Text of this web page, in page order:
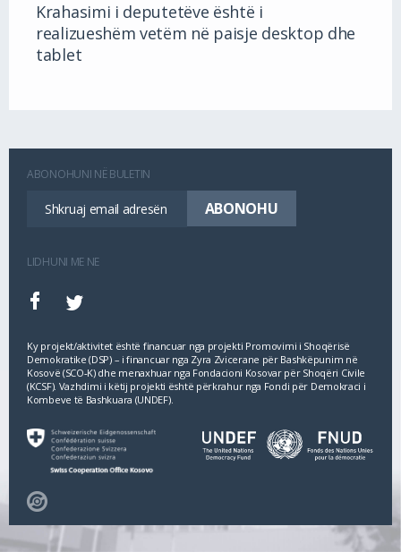
Krahasimi i deputetëve është i
realizueshëm vetëm në paisje desktop dhe
tablet
ABONOHUNI NË BULETIN
LIDHUNI ME NE
Ky projekt/aktivitet është financuar nga projekti Promovimi i Shoqërisë
Demokratike (DSP) – i financuar nga Zyra Zvicerane për Bashkëpunim në
Kosovë (SCO‐K) dhe menaxhuar nga Fondacioni Kosovar për Shoqëri Civile
(KCSF). Vazhdimi i këtij projekti është përkrahur nga Fondi për Demokraci i
Kombeve të Bashkuara (UNDEF).